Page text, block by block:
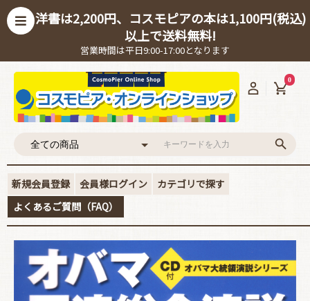
洋書は2,200円、コスモピアの本は1,100円(税込)
以上で送料無料!
営業時間は平日9:00-17:00となります
0
新規会員登録 会員様ログイン
カテゴリで探す
よくあるご質問（FAQ）